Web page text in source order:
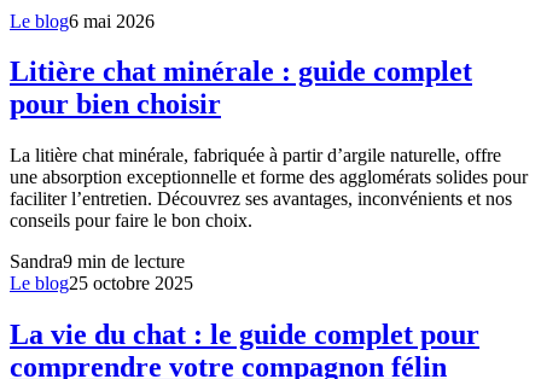
Le blog6 mai 2026
Litière chat minérale : guide complet
pour bien choisir
La litière chat minérale, fabriquée à partir d’argile naturelle, offre
une absorption exceptionnelle et forme des agglomérats solides pour
faciliter l’entretien. Découvrez ses avantages, inconvénients et nos
conseils pour faire le bon choix.
Sandra9 min de lecture
Le blog25 octobre 2025
La vie du chat : le guide complet pour
comprendre votre compagnon félin